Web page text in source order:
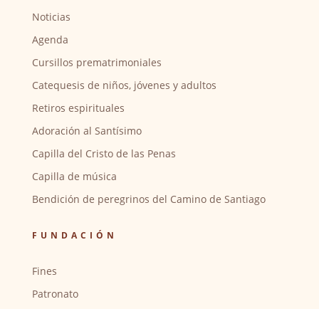
Noticias
Agenda
Cursillos prematrimoniales
Catequesis de niños, jóvenes y adultos
Retiros espirituales
Adoración al Santísimo
Capilla del Cristo de las Penas
Capilla de música
Bendición de peregrinos del Camino de Santiago
FUNDACIÓN
Fines
Patronato